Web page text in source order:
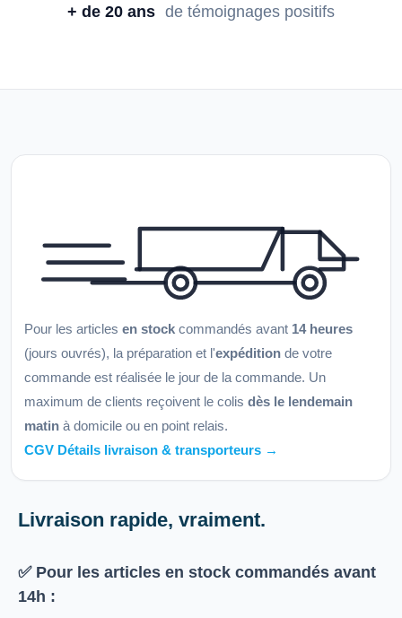
+ de 20 ans de témoignages positifs
Pour les articles en stock commandés avant 14 heures
(jours ouvrés), la préparation et l'expédition de votre
commande est réalisée le jour de la commande. Un
maximum de clients reçoivent le colis dès le lendemain
matin à domicile ou en point relais.
CGV Détails livraison & transporteurs →
Livraison rapide, vraiment.
✅ Pour les articles en stock commandés avant
14h :